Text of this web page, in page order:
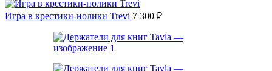
Игра в крестики-нолики Trevi 7 300 ₽